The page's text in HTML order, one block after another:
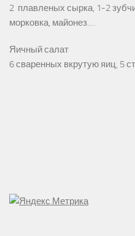
2 плавленых сырка, 1-2
морковка, майонез.…
Яичный салат
6 сваренных вкрутую яиц, 5